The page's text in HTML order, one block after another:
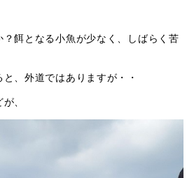
？餌となる小魚が少なく、しばらく苦
、外道ではありますが・・
、